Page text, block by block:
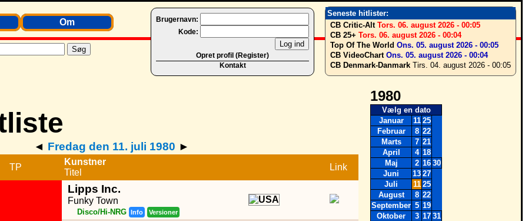
Seneste hitlister:
CB Critic-Alt Tors. 06. august 2026 - 00:05
CB 25+ Tors. 06. august 2026 - 00:04
Top Of The World Ons. 05. august 2026 - 00:05
CB VideoChart Ons. 05. august 2026 - 00:04
CB Denmark-Danmark Tirs. 04. august 2026 - 00:05
Brugernavn:
Kode:
Opret profil (Register)
Kontakt
Om
◄ Fredag den 11. juli 1980 ►
TP
Kunstner
Titel
Link
Lipps Inc.
Funky Town
Disco/Hi-NRG Info Versioner
1980
Vælg en dato
Januar
11 25
Februar
8 22
Marts
7 21
April
4 18
Maj
2 16 30
Juni
13 27
Juli
11 25
August
8 22
September 5 19
Oktober
3 17 31